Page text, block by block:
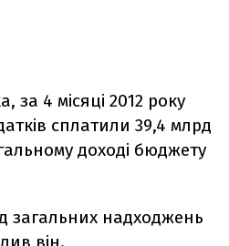
за 4 місяці 2012 року
сплатили 39,4 млрд
доході бюджету
загальних надходжень